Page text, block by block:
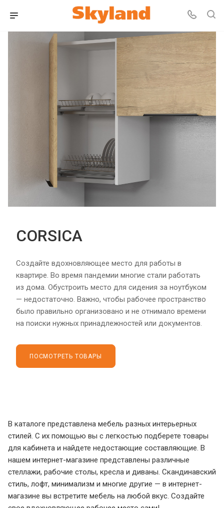
CORSICA
Создайте вдохновляющее место для работы в
квартире. Во время пандемии многие стали работать
из дома. Обустроить место для сидения за ноутбуком
— недостаточно. Важно, чтобы рабочее пространство
было правильно организовано и не отнимало времени
на поиски нужных принадлежностей или документов.
ПОСМОТРЕТЬ ТОВАРЫ
В каталоге представлена мебель разных интерьерных
стилей. С их помощью вы с легкостью подберете товары
для кабинета и найдете недостающие составляющие. В
нашем интернет-магазине представлены различные
стеллажи, рабочие столы, кресла и диваны. Скандинавский
стиль, лофт, минимализм и многие другие — в интернет-
магазине вы встретите мебель на любой вкус. Создайте